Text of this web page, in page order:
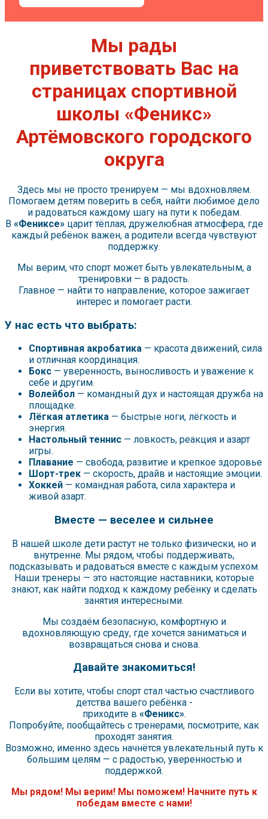
Мы рады
приветствовать Вас на
страницах спортивной
школы «Феникс»
Артёмовского городского
округа
Здесь мы не просто тренируем — мы вдохновляем.
Помогаем детям поверить в себя, найти любимое дело
и радоваться каждому шагу на пути к победам.
В «Фениксе»царит тёплая, дружелюбная атмосфера, где
каждый ребёнок важен, а родители всегда чувствуют
поддержку.
Мы верим, что спорт может быть увлекательным, а
тренировки — в радость.
Главное — найти то направление, которое зажигает
интерес и помогает расти.
У нас есть что выбрать:
Спортивная акробатика — красота движений, сила
и отличная координация.
Бокс — уверенность, выносливость и уважение к
себе и другим.
Волейбол — командный дух и настоящая дружба на
площадке.
Лёгкая атлетика — быстрые ноги, лёгкость и
энергия.
Настольный теннис — ловкость, реакция и азарт
игры.
Плавание — свобода, развитие и крепкое здоровье
Шорт-трек — скорость, драйв и настоящие эмоции.
Хоккей — командная работа, сила характера и
живой азарт.
Вместе — веселее и сильнее
В нашей школе дети растут не только физически, но и
внутренне. Мы рядом, чтобы поддерживать,
подсказывать и радоваться вместе с каждым успехом.
Наши тренеры — это настоящие наставники, которые
знают, как найти подход к каждому ребёнку и сделать
занятия интересными.
Мы создаём безопасную, комфортную и
вдохновляющую среду, где хочется заниматься и
возвращаться снова и снова.
Давайте знакомиться!
Если вы хотите, чтобы спорт стал частью счастливого
детства вашего ребёнка -
приходите в «Феникс».
Попробуйте, пообщайтесь с тренерами, посмотрите, как
проходят занятия.
Возможно, именно здесь начнётся увлекательный путь к
большим целям — с радостью, уверенностью и
поддержкой.
Мы рядом! Мы верим! Мы поможем! Начните путь к
победам вместе с нами!